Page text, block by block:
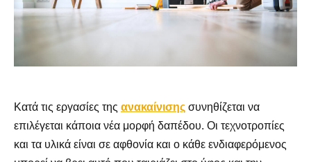
Κατά τις εργασίες της ανακαίνισης συνηθίζεται να
επιλέγεται κάποια νέα μορφή δαπέδου. Οι τεχνοτροπίες
και τα υλικά είναι σε αφθονία και ο κάθε ενδιαφερόμενος